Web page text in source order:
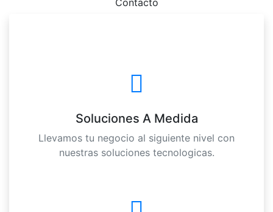
Contacto
Soluciones A Medida
Llevamos tu negocio al siguiente nivel con
nuestras soluciones tecnologicas.